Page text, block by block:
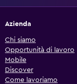
Azienda
Chi siamo
Opportunità di lavoro
Mobile
Discover
Come lavoriamo